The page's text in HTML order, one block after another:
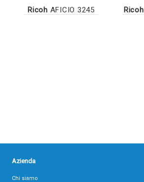
Ricoh AFICIO 3245 Ricoh
Azienda
Chi siamo